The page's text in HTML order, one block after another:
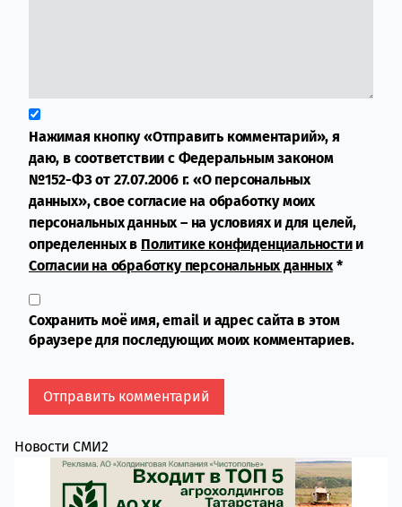
Нажимая кнопку «Отправить комментарий», я
даю, в соответствии с Федеральным законом
№152-ФЗ от 27.07.2006 г. «О персональных
данных», свое согласие на обработку моих
персональных данных – на условиях и для целей,
определенных в Политике конфиденциальностии
Согласии на обработку персональных данных*
Сохранить моё имя, email и адрес сайта в этом
браузере для последующих моих комментариев.
Новости СМИ2